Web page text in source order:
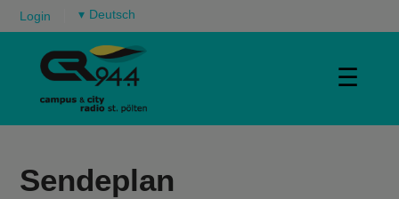
Login ▾
☰
Sendeplan